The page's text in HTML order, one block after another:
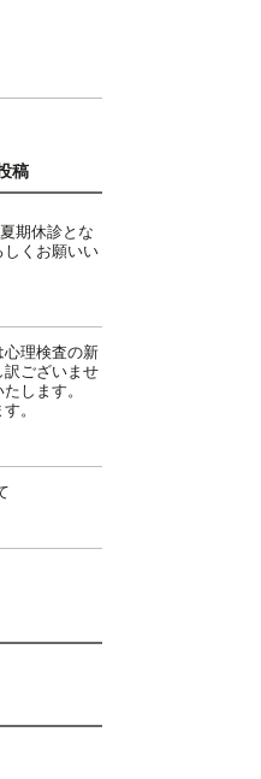
稿
期休診とな
しくお願いい
理検査の新
ございませ
します。
。